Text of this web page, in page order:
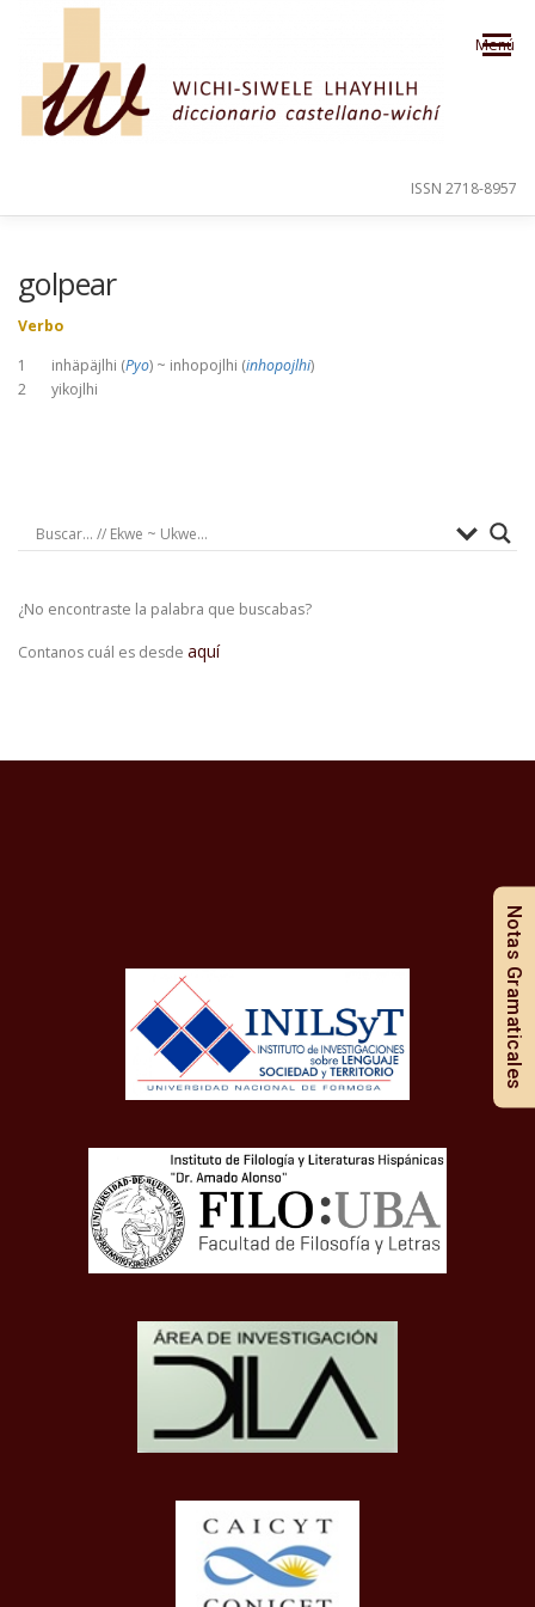
Saltar al contenido
Menú
ISSN 2718-8957
golpear
Verbo
1 inhäpäjlhi (Pyo) ~ inhopojlhi (inhopojlhi)
2 yikojlhi
¿No encontraste la palabra que buscabas?
Contanos cuál es desde aquí
Notas Gramaticales